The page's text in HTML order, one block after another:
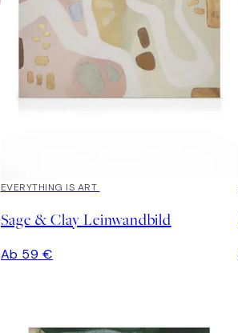
EVERYTHING IS ART
Sage & Clay Leinwandbild
Ab 59 €